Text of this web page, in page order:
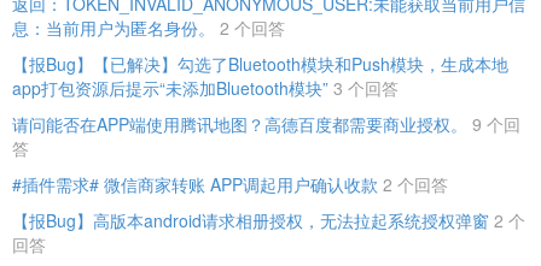
息：当前用户为匿名身份。
2 个回答
【报Bug】【已解决】勾选了Bluetooth模块和Push模块，生成本地
app打包资源后提示“未添加Bluetooth模块” 3 个回答
请问能否在APP端使用腾讯地图？高德百度都需要商业授权。
9 个回
答
#插件需求# 微信商家转账 APP调起用户确认收款 2 个回答
【报Bug】高版本android请求相册授权，无法拉起系统授权弹窗 2 个
回答